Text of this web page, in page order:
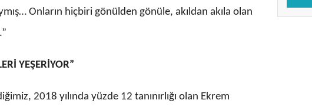
Onların hiçbiri gönülden gönüle, akıldan akıla olan
YEŞERİYOR”
2018 yılında yüzde 12 tanınırlığı olan Ekrem